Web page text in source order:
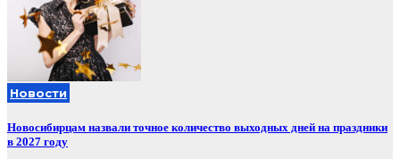
Новости
Новосибирцам назвали точное количество выходных дней на праздники
в 2027 году